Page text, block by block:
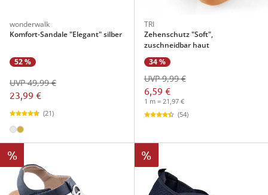
wonderwalk
Komfort-Sandale "Elegant" silber
52 %
23,99 €
UVP 49,99 €
(21)
TRI
Zehenschutz "Soft",
zuschneidbar haut
34 %
6,59 €
UVP 9,99 €
1 m = 21,97 €
(54)
% %